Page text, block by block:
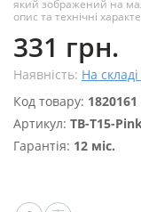
який зображений на
опис та технічні
331 грн.
Наявність: На
Код товару: 1820161
Артикул: ТВ-Т15-
Гарантія: 12 міс.